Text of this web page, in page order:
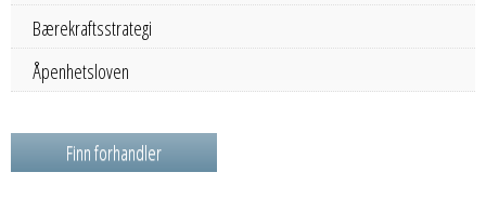
Bærekraftsstrategi
Åpenhetsloven
Finn forhandler